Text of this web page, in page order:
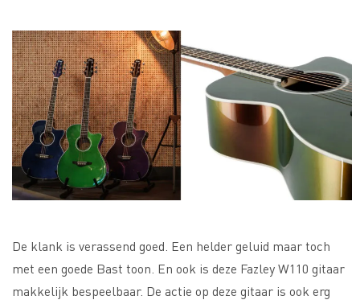
De klank is verassend goed. Een helder geluid maar toch
met een goede Bast toon. En ook is deze Fazley W110 gitaar
makkelijk bespeelbaar. De actie op deze gitaar is ook erg